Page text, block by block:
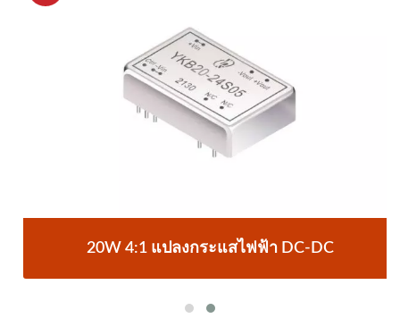
20W 4:1 แปลงกระแสไฟฟ้า DC-DC